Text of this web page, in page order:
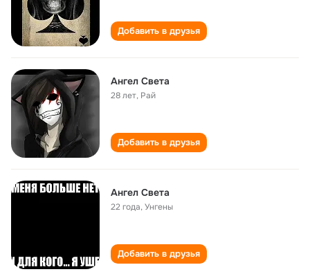
Добавить в друзья
Ангел Света
28 лет, Рай
Добавить в друзья
Ангел Света
22 года,Унгены
Добавить в друзья